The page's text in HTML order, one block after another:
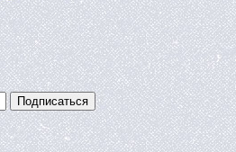
Подписаться